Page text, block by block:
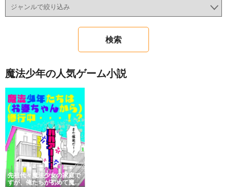
魔法少年の人気ゲーム小説
先祖代々魔法少女の家庭で
すが、俺たちが初めて魔法